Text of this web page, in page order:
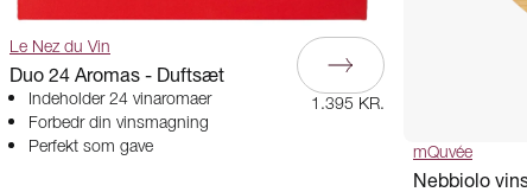
Le Nez du Vin
Duo 24 Aromas - Duftsæt
Indeholder 24 vinaromaer
Forbedr din vinsmagning
Perfekt som gave
1.395 KR.
mQuvée
Nebbiolo